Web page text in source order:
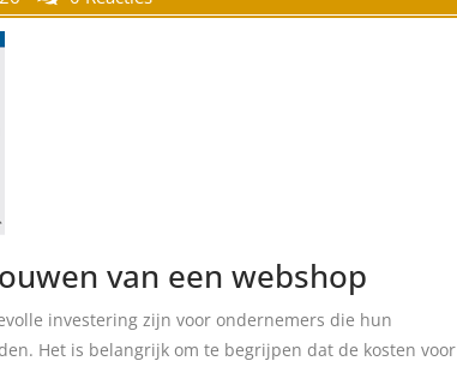
van een webshop
investering zijn voor ondernemers die hun
Het is belangrijk om te begrijpen dat de kosten voor